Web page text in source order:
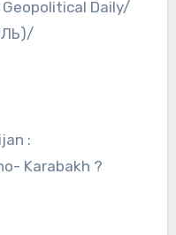
Daily/
:
Karabakh ?